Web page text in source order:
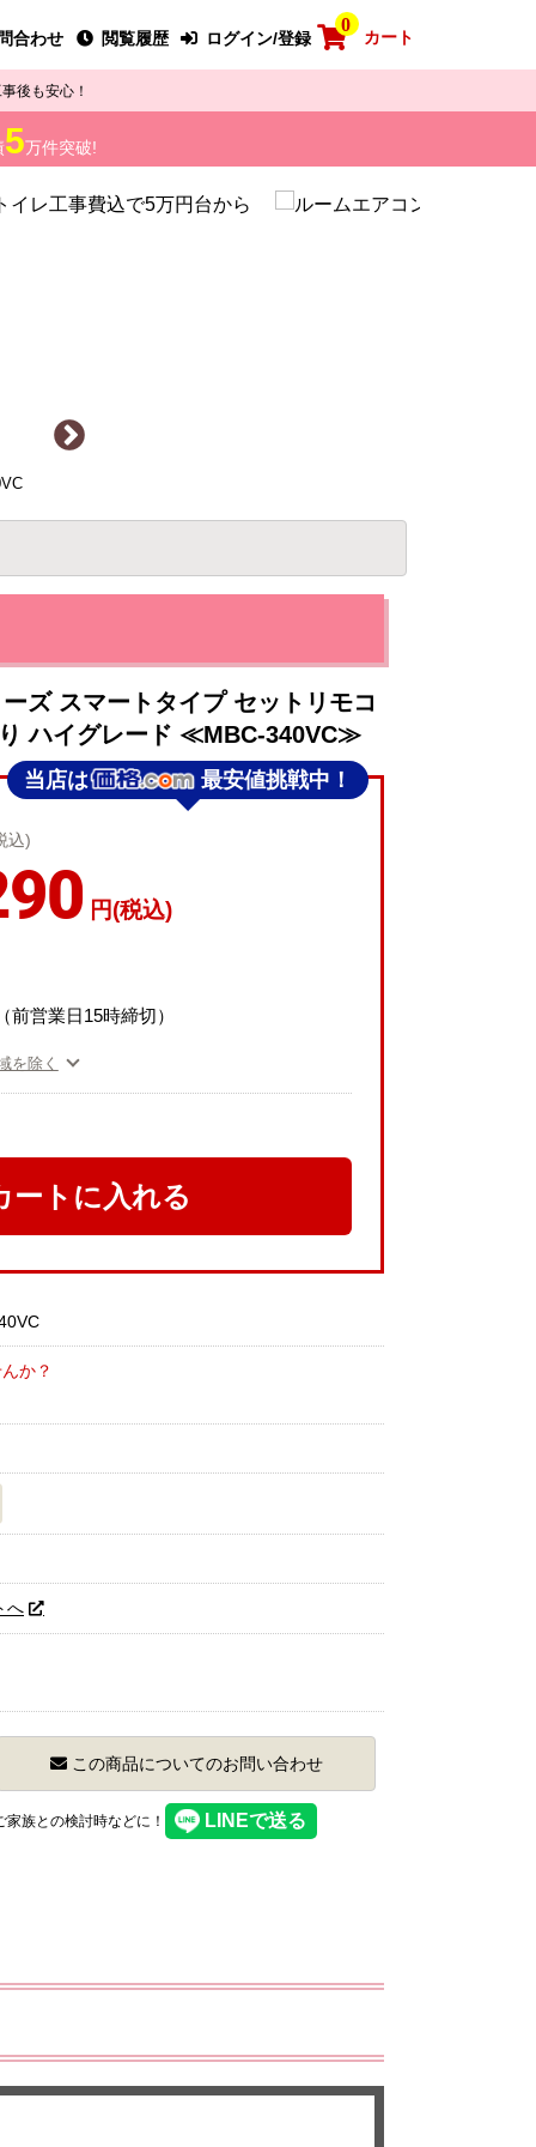
合わせ 閲覧履歴 ログイン/登録
0
カート
後も安心！
5万件突破!
ズ スマートタイプ セットリモコ
ハイグレード ≪MBC-340VC≫
当店は 最安値挑戦中！
込)
円(税込)
前営業日15時締切）
を除く
ートに入れる
か？
へ
この商品についてのお問い合わせ
族との検討時などに！